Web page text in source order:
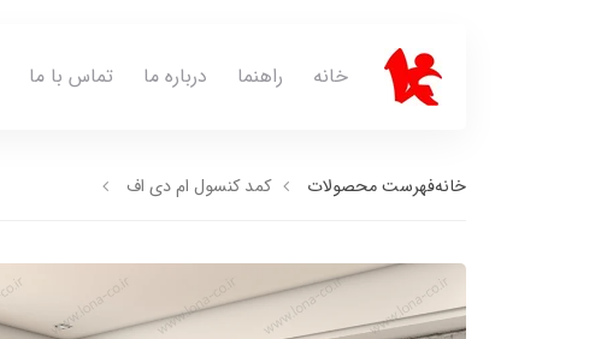
خانه راهنما درباره ما تماس با ما
خانهفهرست محصولات کمد کنسول ام دی اف